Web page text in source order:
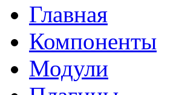
Главная
Компоненты
Модули